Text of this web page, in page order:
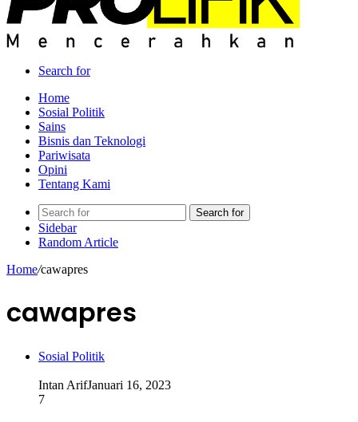
Search for
Home
Sosial Politik
Sains
Bisnis dan Teknologi
Pariwisata
Opini
Tentang Kami
Search for
Sidebar
Random Article
Home/cawapres
cawapres
Sosial Politik
Intan ArifJanuari 16, 2023
7